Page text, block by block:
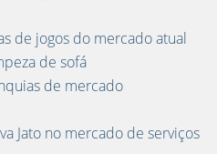
de jogos do mercado atual
de sofá
de mercado
Jato no mercado de serviços